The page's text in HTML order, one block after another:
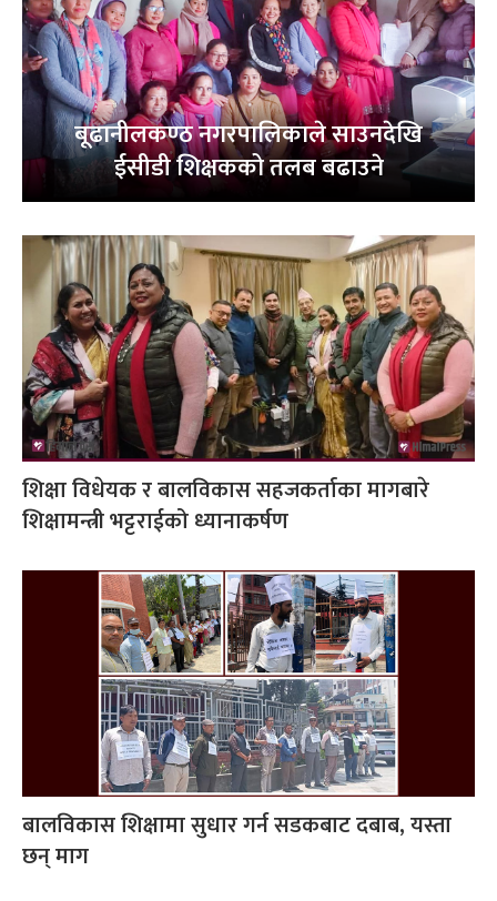
बूढानीलकण्ठ नगरपालिकाले साउनदेखि
ईसीडी शिक्षकको तलब बढाउने
शिक्षा विधेयक र बालविकास सहजकर्ताका मागबारे
शिक्षामन्त्री भट्टराईको ध्यानाकर्षण
बालविकास शिक्षामा सुधार गर्न सडकबाट दबाब, यस्ता
छन् माग